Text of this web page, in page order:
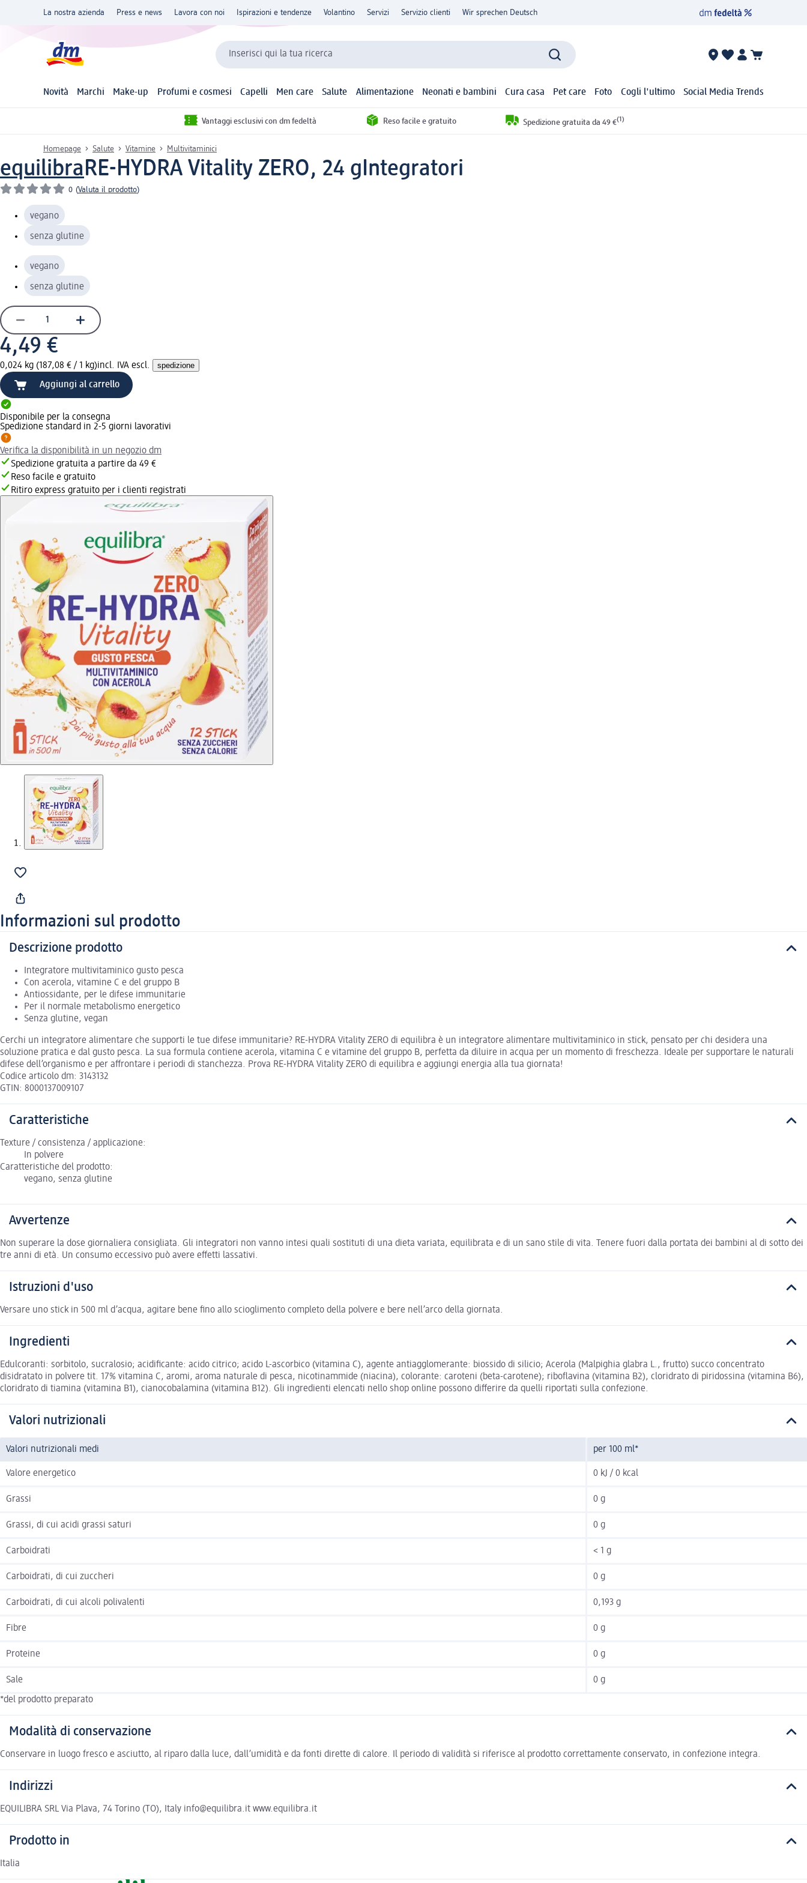
La nostra azienda Press e news Lavora con noi Ispirazioni e tendenze Volantino Servizi Servizio clienti Wir sprechen Deutsch
Inserisci qui la tua ricerca
Novità Marchi Make-up Profumi e cosmesi Capelli Men care Salute Alimentazione Neonati e bambini Cura casa Pet care Foto Cogli l'ultimo Social Media Trends
Vantaggi esclusivi con dm fedeltà Reso facile e gratuito Spedizione gratuita da 49 €(1)
Homepage Salute Vitamine Multivitaminici
equilibraRE-HYDRA Vitality ZERO, 24 gIntegratori
0 (Valuta il prodotto)
vegano
senza glutine
vegano
senza glutine
4,49 €
0,024 kg (187,08 € / 1 kg)incl. IVA escl. spedizione
Aggiungi al carrello
Disponibile per la consegna
Spedizione standard in 2-5 giorni lavorativi
Verifica la disponibilità in un negozio dm
Spedizione gratuita a partire da 49 €
Reso facile e gratuito
Ritiro express gratuito per i clienti registrati
Informazioni sul prodotto
Descrizione prodotto
Integratore multivitaminico gusto pesca
Con acerola, vitamine C e del gruppo B
Antiossidante, per le difese immunitarie
Per il normale metabolismo energetico
Senza glutine, vegan
Cerchi un integratore alimentare che supporti le tue difese immunitarie? RE-HYDRA Vitality ZERO di equilibra è un integratore alimentare multivitaminico in stick, pensato per chi desidera una
soluzione pratica e dal gusto pesca. La sua formula contiene acerola, vitamina C e vitamine del gruppo B, perfetta da diluire in acqua per un momento di freschezza. Ideale per supportare le naturali
difese dell’organismo e per affrontare i periodi di stanchezza. Prova RE-HYDRA Vitality ZERO di equilibra e aggiungi energia alla tua giornata!
Codice articolo dm: 3143132
GTIN: 8000137009107
Caratteristiche
Texture / consistenza / applicazione:
In polvere
Caratteristiche del prodotto:
vegano, senza glutine
Avvertenze
Non superare la dose giornaliera consigliata. Gli integratori non vanno intesi quali sostituti di una dieta variata, equilibrata e di un sano stile di vita. Tenere fuori dalla portata dei bambini al di sotto dei
tre anni di età. Un consumo eccessivo può avere effetti lassativi.
Istruzioni d'uso
Versare uno stick in 500 ml d’acqua, agitare bene fino allo scioglimento completo della polvere e bere nell’arco della giornata.
Ingredienti
Edulcoranti: sorbitolo, sucralosio; acidificante: acido citrico; acido L-ascorbico (vitamina C), agente antiagglomerante: biossido di silicio; Acerola (Malpighia glabra L., frutto) succo concentrato
disidratato in polvere tit. 17% vitamina C, aromi, aroma naturale di pesca, nicotinammide (niacina), colorante: caroteni (beta-carotene); riboflavina (vitamina B2), cloridrato di piridossina (vitamina B6),
cloridrato di tiamina (vitamina B1), cianocobalamina (vitamina B12). Gli ingredienti elencati nello shop online possono differire da quelli riportati sulla confezione.
Valori nutrizionali
Valori nutrizionali medi per 100 ml*
Valore energetico 0 kJ / 0 kcal
Grassi 0 g
Grassi, di cui acidi grassi saturi 0 g
Carboidrati < 1 g
Carboidrati, di cui zuccheri 0 g
Carboidrati, di cui alcoli polivalenti 0,193 g
Fibre 0 g
Proteine 0 g
Sale 0 g
*del prodotto preparato
Modalità di conservazione
Conservare in luogo fresco e asciutto, al riparo dalla luce, dall’umidità e da fonti dirette di calore. Il periodo di validità si riferisce al prodotto correttamente conservato, in confezione integra.
Indirizzi
EQUILIBRA SRL Via Plava, 74 Torino (TO), Italy info@equilibra.it www.equilibra.it
Prodotto in
Italia